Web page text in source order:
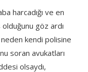
harcadığı ve en
göz ardı
kendi polisine
soran avukatları
olsaydı,